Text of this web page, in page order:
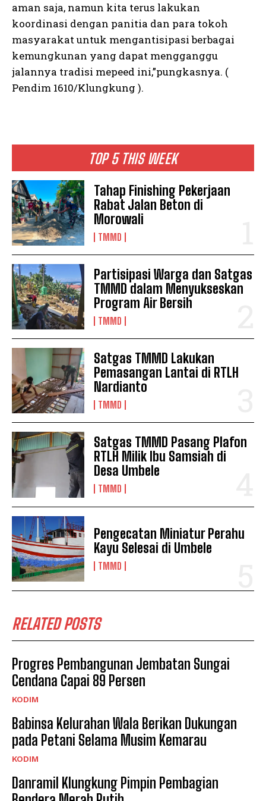
TOP 5 THIS WEEK
Tahap Finishing Pekerjaan
Rabat Jalan Beton di
Morowali
TMMD
Partisipasi Warga dan Satgas
TMMD dalam Menyukseskan
Program Air Bersih
TMMD
Satgas TMMD Lakukan
Pemasangan Lantai di RTLH
Nardianto
TMMD
Satgas TMMD Pasang Plafon
RTLH Milik Ibu Samsiah di
Desa Umbele
TMMD
Pengecatan Miniatur Perahu
Kayu Selesai di Umbele
TMMD
RELATED POSTS
Progres Pembangunan Jembatan Sungai
Cendana Capai 89 Persen
KODIM
Babinsa Kelurahan Wala Berikan Dukungan
pada Petani Selama Musim Kemarau
KODIM
Danramil Klungkung Pimpin Pembagian
aman saja, namun kita terus lakukan
koordinasi dengan panitia dan para tokoh
masyarakat untuk mengantisipasi berbagai
kemungkunan yang dapat mengganggu
jalannya tradisi mepeed ini,”pungkasnya. (
Pendim 1610/Klungkung ).